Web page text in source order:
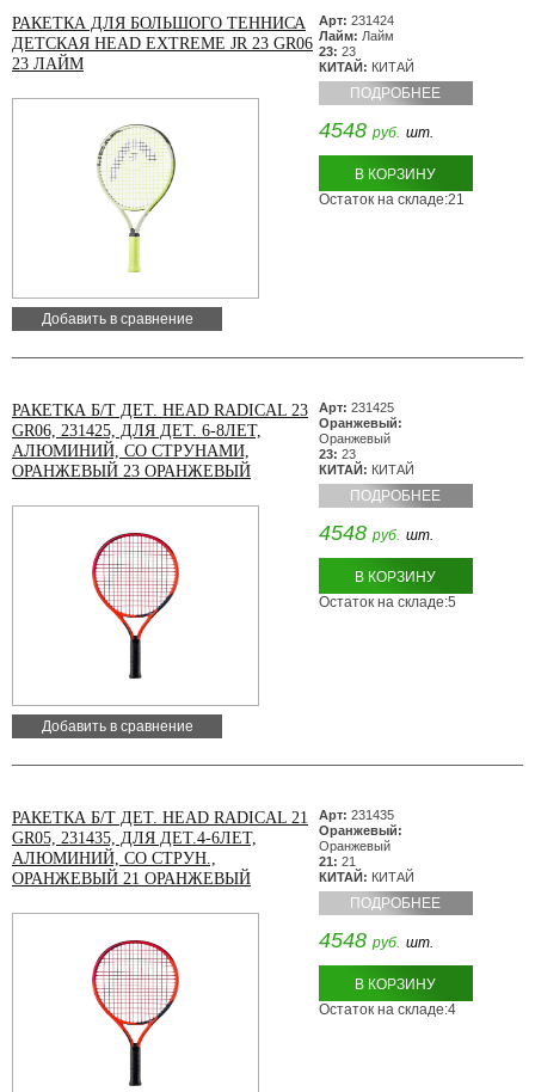
РАКЕТКА ДЛЯ БОЛЬШОГО ТЕННИСА
ДЕТСКАЯ HEAD EXTREME JR 23 GR06
23 ЛАЙМ
Добавить в сравнение
Арт: 231424
Лайм: Лайм
23: 23
КИТАЙ: КИТАЙ
ПОДРОБНЕЕ
4548 руб. шт.
В КОРЗИНУ
Остаток на складе:21
РАКЕТКА Б/Т ДЕТ. HEAD RADICAL 23
GR06, 231425, ДЛЯ ДЕТ. 6-8ЛЕТ,
АЛЮМИНИЙ, СО СТРУНАМИ,
ОРАНЖЕВЫЙ 23 ОРАНЖЕВЫЙ
Добавить в сравнение
Арт: 231425
Оранжевый:
Оранжевый
23: 23
КИТАЙ: КИТАЙ
ПОДРОБНЕЕ
4548 руб. шт.
В КОРЗИНУ
Остаток на складе:5
РАКЕТКА Б/Т ДЕТ. HEAD RADICAL 21
GR05, 231435, ДЛЯ ДЕТ.4-6ЛЕТ,
АЛЮМИНИЙ, СО СТРУН.,
ОРАНЖЕВЫЙ 21 ОРАНЖЕВЫЙ
Арт: 231435
Оранжевый:
Оранжевый
21: 21
КИТАЙ: КИТАЙ
ПОДРОБНЕЕ
4548 руб. шт.
В КОРЗИНУ
Остаток на складе:4